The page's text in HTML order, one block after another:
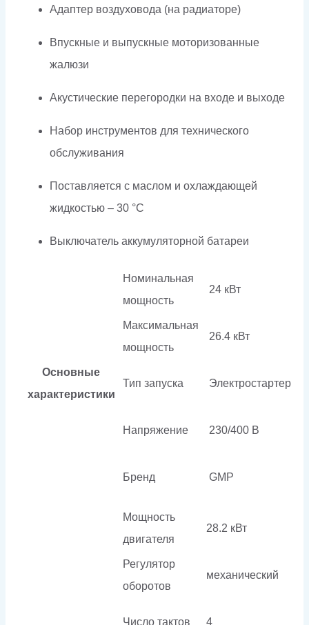
Адаптер воздуховода (на радиаторе)
Впускные и выпускные моторизованные
жалюзи
Акустические перегородки на входе и выходе
Набор инструментов для технического
обслуживания
Поставляется с маслом и охлаждающей
жидкостью – 30 °C
Выключатель аккумуляторной батареи
Основные
характеристики
Номинальная
мощность
24 кВт
Максимальная
мощность
26.4 кВт
Тип запуска Электростартер
Напряжение 230/400 В
Бренд GMP
Мощность
двигателя
28.2 кВт
Регулятор
оборотов
механический
Число тактов 4